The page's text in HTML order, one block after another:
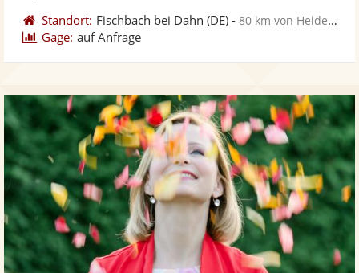
Standort: Fischbach bei Dahn (DE) -80 km von Heidelberg
Gage: auf Anfrage